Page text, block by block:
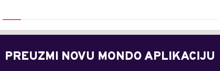
PREUZMI NOVU MONDO APLIKACIJU